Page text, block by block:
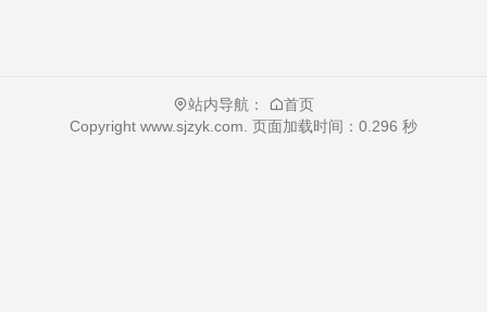
站内导航：
首页
Copyright www.sjzyk.com . 页面加载时间：0.296 秒